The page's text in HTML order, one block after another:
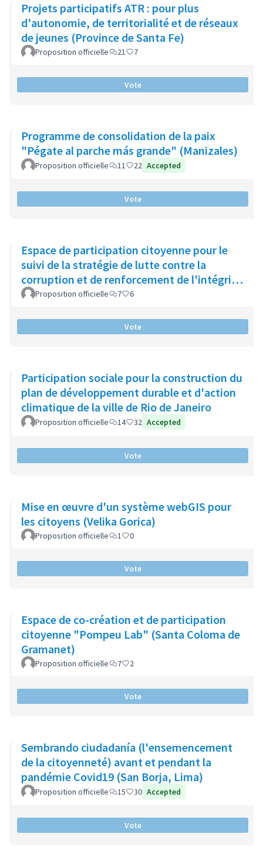
Projets participatifs ATR : pour plus
d'autonomie, de territorialité et de réseaux
de jeunes (Province de Santa Fe)
Proposition officielle 21 7
Vote
Programme de consolidation de la paix
"Pégate al parche más grande" (Manizales)
Proposition officielle 11 22 Accepted
Vote
Espace de participation citoyenne pour le
suivi de la stratégie de lutte contre la
corruption et de renforcement de l'intégrité
publique (Catalogne)
Proposition officielle 7 6
Vote
Participation sociale pour la construction du
plan de développement durable et d'action
climatique de la ville de Rio de Janeiro
Proposition officielle 14 32 Accepted
Vote
Mise en œuvre d'un système webGIS pour
les citoyens (Velika Gorica)
Proposition officielle 1 0
Vote
Espace de co-création et de participation
citoyenne "Pompeu Lab" (Santa Coloma de
Gramanet)
Proposition officielle 7 2
Vote
Sembrando ciudadanía (l'ensemencement
de la citoyenneté) avant et pendant la
pandémie Covid19 (San Borja, Lima)
Proposition officielle 15 30 Accepted
Vote